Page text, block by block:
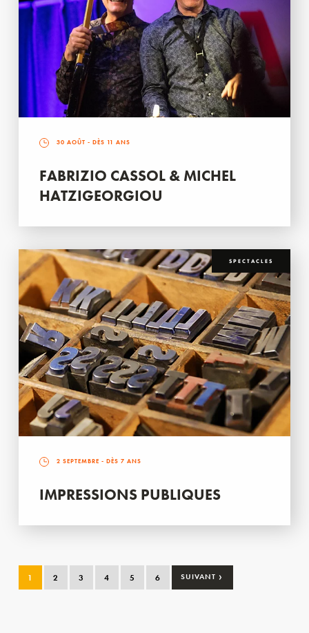
30 AOÛT - DÈS 11 ANS
FABRIZIO CASSOL & MICHEL
HATZIGEORGIOU
SPECTACLES
2 SEPTEMBRE - DÈS 7 ANS
IMPRESSIONS PUBLIQUES
1 2 3 4 5 6 SUIVANT ›